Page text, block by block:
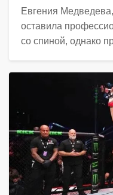
Евгения
оставила
со спиной, однако